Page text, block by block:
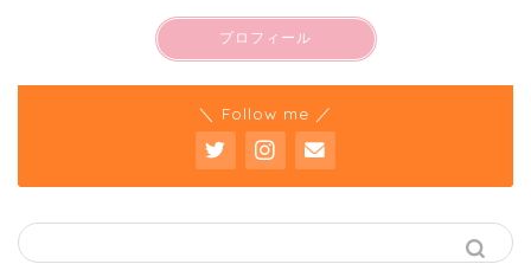
プロフィール
＼ Follow me ／